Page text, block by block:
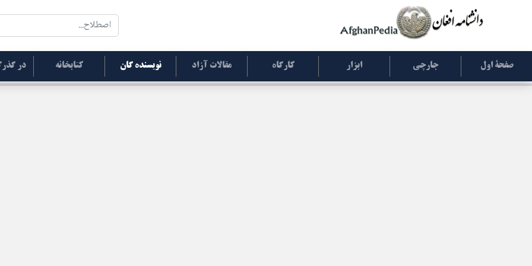
صفحۀ اول جارچی ابزار کارگاه مقالات آزاد نویسنده گان کتابخانه در